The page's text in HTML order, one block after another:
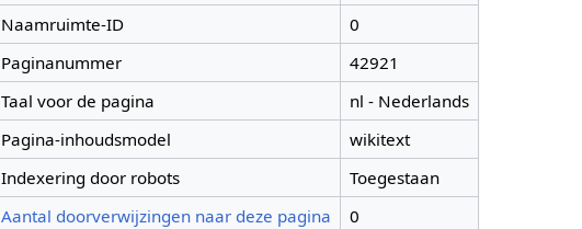
Naamruimte-ID
0
Paginanummer
42921
Taal voor de pagina
nl - Nederlands
Pagina-inhoudsmodel
wikitext
Indexering door robots
Toegestaan
Aantal doorverwijzingen naar deze pagina
0